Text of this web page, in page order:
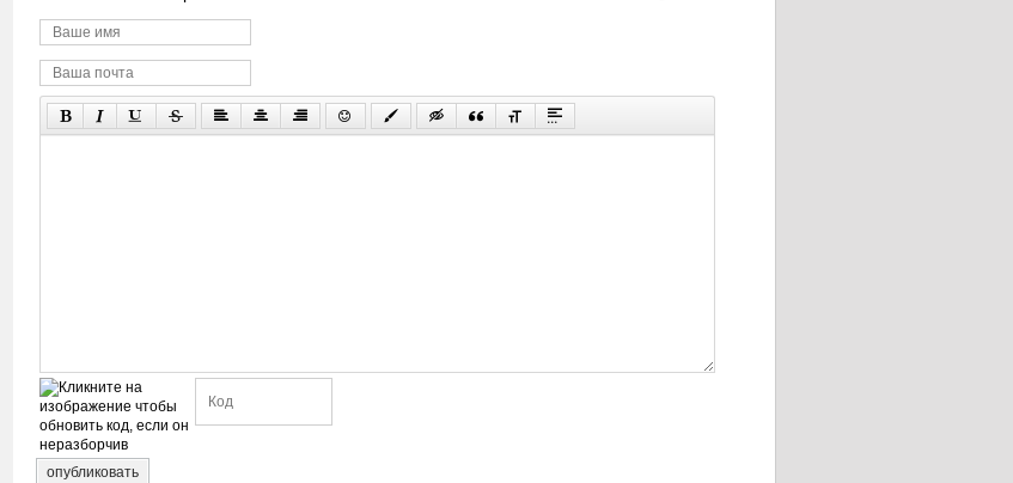
опубликовать